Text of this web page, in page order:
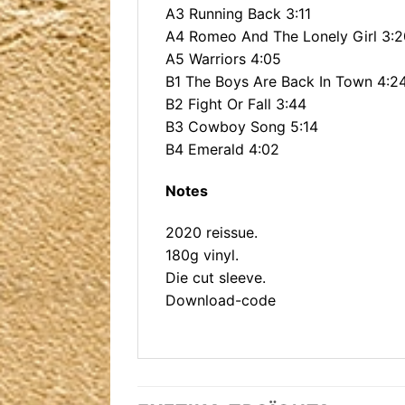
A3 Running Back 3:11
A4 Romeo And The Lonely Girl
A5 Warriors 4:05
B1 The Boys Are Back In Town
B2 Fight Or Fall 3:44
B3 Cowboy Song 5:14
B4 Emerald 4:02
Notes
2020 reissue.
180g vinyl.
Die cut sleeve.
Download-code